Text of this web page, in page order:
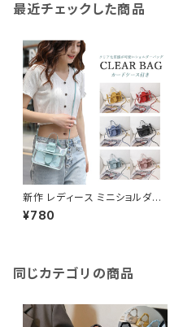
最近チェックした商品
新作 レディース ミニショルダー
バッグ ゼリーバッグ 斜め掛け き
れいめ 肩掛け クリアバッグ
¥780
同じカテゴリの商品